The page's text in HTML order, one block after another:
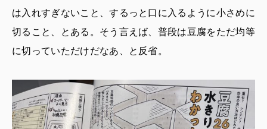
は入れすぎないこと、するっと口に入るように小さめに
切ること、とある。そう言えば、普段は豆腐をただ均等
に切っていただけだなあ、と反省。